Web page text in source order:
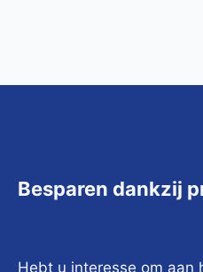
Besparen dankzij
Hebt u interesse om aan